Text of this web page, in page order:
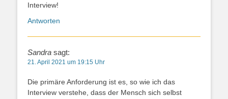
Interview!
Antworten
Sandra sagt:
21. April 2021 um 19:15 Uhr
Die primäre Anforderung ist es, so wie ich das
Interview verstehe, dass der Mensch sich selbst